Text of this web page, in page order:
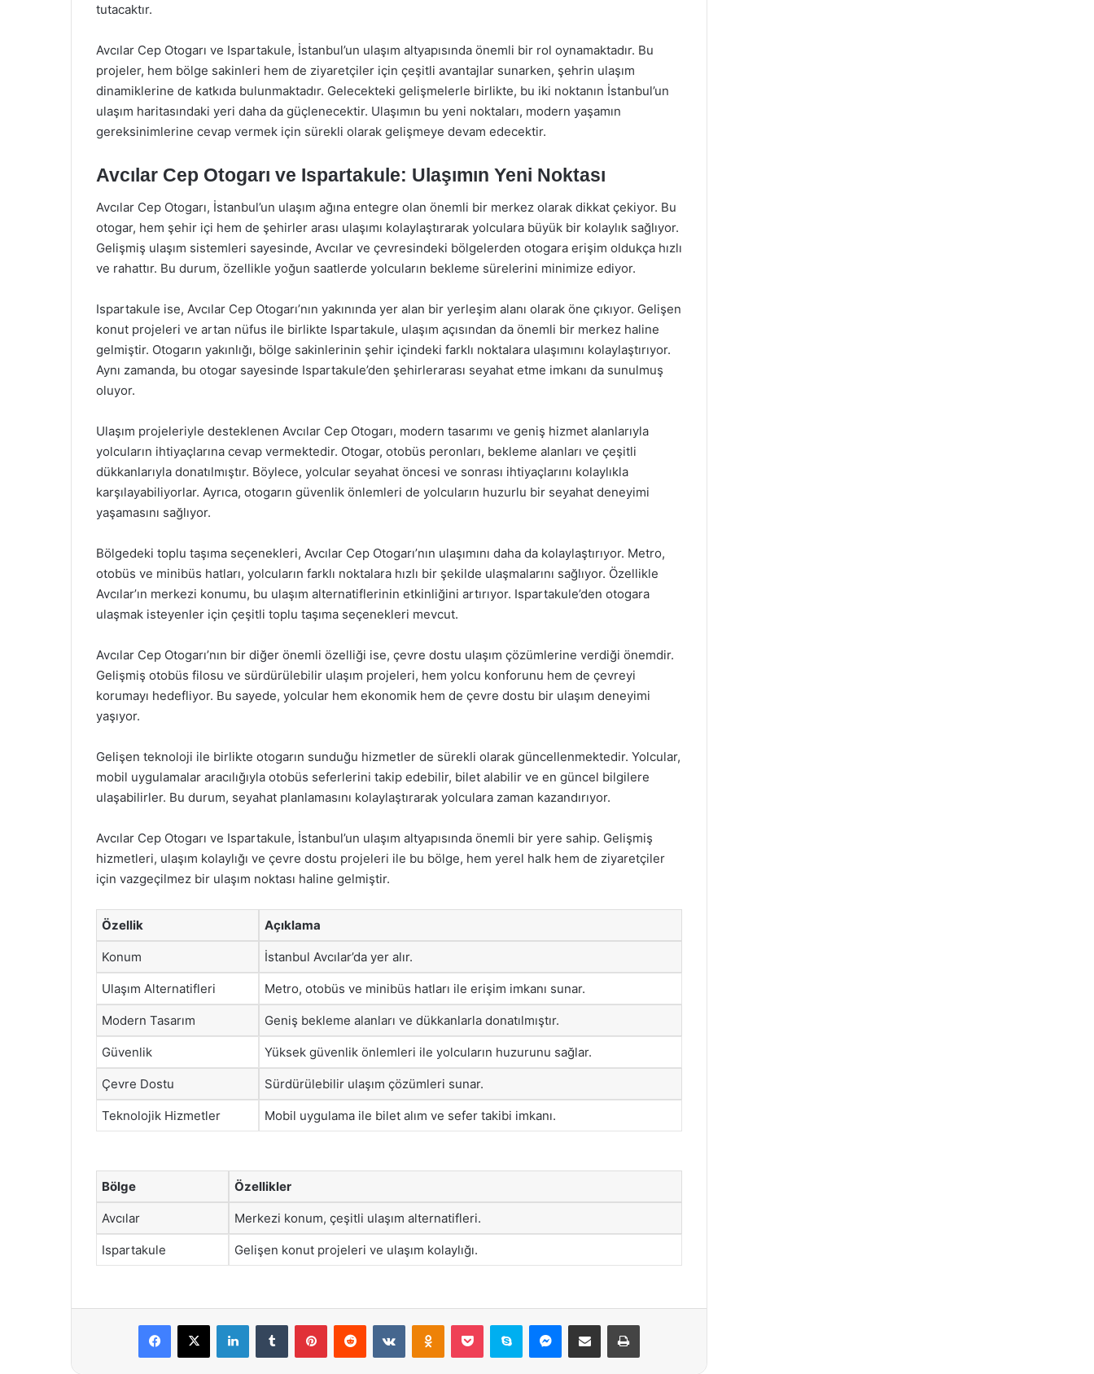
tutacaktır.
Avcılar Cep Otogarı ve Ispartakule, İstanbul’un ulaşım altyapısında önemli bir rol oynamaktadır. Bu
projeler, hem bölge sakinleri hem de ziyaretçiler için çeşitli avantajlar sunarken, şehrin ulaşım
dinamiklerine de katkıda bulunmaktadır. Gelecekteki gelişmelerle birlikte, bu iki noktanın İstanbul’un
ulaşım haritasındaki yeri daha da güçlenecektir. Ulaşımın bu yeni noktaları, modern yaşamın
gereksinimlerine cevap vermek için sürekli olarak gelişmeye devam edecektir.
Avcılar Cep Otogarı ve Ispartakule: Ulaşımın Yeni Noktası
Avcılar Cep Otogarı, İstanbul’un ulaşım ağına entegre olan önemli bir merkez olarak dikkat çekiyor. Bu
otogar, hem şehir içi hem de şehirler arası ulaşımı kolaylaştırarak yolculara büyük bir kolaylık sağlıyor.
Gelişmiş ulaşım sistemleri sayesinde, Avcılar ve çevresindeki bölgelerden otogara erişim oldukça hızlı
ve rahattır. Bu durum, özellikle yoğun saatlerde yolcuların bekleme sürelerini minimize ediyor.
Ispartakule ise, Avcılar Cep Otogarı’nın yakınında yer alan bir yerleşim alanı olarak öne çıkıyor. Gelişen
konut projeleri ve artan nüfus ile birlikte Ispartakule, ulaşım açısından da önemli bir merkez haline
gelmiştir. Otogarın yakınlığı, bölge sakinlerinin şehir içindeki farklı noktalara ulaşımını kolaylaştırıyor.
Aynı zamanda, bu otogar sayesinde Ispartakule’den şehirlerarası seyahat etme imkanı da sunulmuş
oluyor.
Ulaşım projeleriyle desteklenen Avcılar Cep Otogarı, modern tasarımı ve geniş hizmet alanlarıyla
yolcuların ihtiyaçlarına cevap vermektedir. Otogar, otobüs peronları, bekleme alanları ve çeşitli
dükkanlarıyla donatılmıştır. Böylece, yolcular seyahat öncesi ve sonrası ihtiyaçlarını kolaylıkla
karşılayabiliyorlar. Ayrıca, otogarın güvenlik önlemleri de yolcuların huzurlu bir seyahat deneyimi
yaşamasını sağlıyor.
Bölgedeki toplu taşıma seçenekleri, Avcılar Cep Otogarı’nın ulaşımını daha da kolaylaştırıyor. Metro,
otobüs ve minibüs hatları, yolcuların farklı noktalara hızlı bir şekilde ulaşmalarını sağlıyor. Özellikle
Avcılar’ın merkezi konumu, bu ulaşım alternatiflerinin etkinliğini artırıyor. Ispartakule’den otogara
ulaşmak isteyenler için çeşitli toplu taşıma seçenekleri mevcut.
Avcılar Cep Otogarı’nın bir diğer önemli özelliği ise, çevre dostu ulaşım çözümlerine verdiği önemdir.
Gelişmiş otobüs filosu ve sürdürülebilir ulaşım projeleri, hem yolcu konforunu hem de çevreyi
korumayı hedefliyor. Bu sayede, yolcular hem ekonomik hem de çevre dostu bir ulaşım deneyimi
yaşıyor.
Gelişen teknoloji ile birlikte otogarın sunduğu hizmetler de sürekli olarak güncellenmektedir. Yolcular,
mobil uygulamalar aracılığıyla otobüs seferlerini takip edebilir, bilet alabilir ve en güncel bilgilere
ulaşabilirler. Bu durum, seyahat planlamasını kolaylaştırarak yolculara zaman kazandırıyor.
Avcılar Cep Otogarı ve Ispartakule, İstanbul’un ulaşım altyapısında önemli bir yere sahip. Gelişmiş
hizmetleri, ulaşım kolaylığı ve çevre dostu projeleri ile bu bölge, hem yerel halk hem de ziyaretçiler
için vazgeçilmez bir ulaşım noktası haline gelmiştir.
Özellik Açıklama
Konum İstanbul Avcılar’da yer alır.
Ulaşım Alternatifleri Metro, otobüs ve minibüs hatları ile erişim imkanı sunar.
Modern Tasarım Geniş bekleme alanları ve dükkanlarla donatılmıştır.
Güvenlik Yüksek güvenlik önlemleri ile yolcuların huzurunu sağlar.
Çevre Dostu Sürdürülebilir ulaşım çözümleri sunar.
Teknolojik Hizmetler Mobil uygulama ile bilet alım ve sefer takibi imkanı.
Bölge Özellikler
Avcılar Merkezi konum, çeşitli ulaşım alternatifleri.
Ispartakule Gelişen konut projeleri ve ulaşım kolaylığı.
Facebook
X LinkedInTumblr PinterestReddit VKontakteOdnoklassniki
Pocket Skype Messenger
E-Posta ile paylaş Yazdır